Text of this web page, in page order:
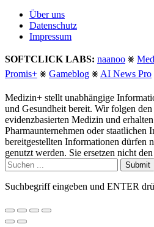
Über uns
Datenschutz
Impressum
SOFTCLICK LABS: naanoo ⨳
Promis+ ⨳ Gameblog ⨳ AI News Pro
Medizin+ stellt unabhängige
und Gesundheit bereit. Wir folgen
evidenzbasierten Medizin und
Pharmaunternehmen oder staatlichen
bereitgestellten Informationen dürfen
genutzt werden. Sie ersetzen nicht
Submit
Suchbegriff eingeben und ENTER